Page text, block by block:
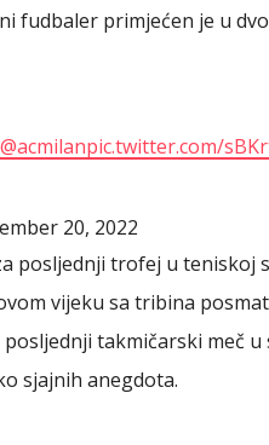
fudbaler primjećen je u
@acmilanpic.twitter.com/
20, 2022
posljednji trofej u teniskoj
vijeku sa tribina
takmičarski meč
sjajnih anegdota.